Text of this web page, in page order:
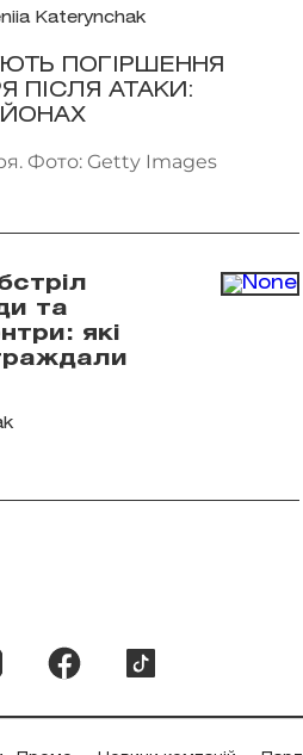
Katerynchak
ПОГІРШЕННЯ
ПІСЛЯ АТАКИ:
Фото: Getty Images
та
які